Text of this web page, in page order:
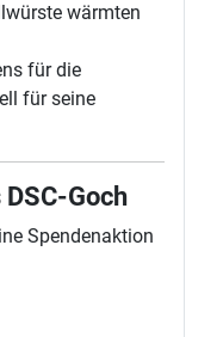
wärmten
für die
für seine
Goch
Spendenaktion